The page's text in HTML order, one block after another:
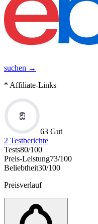
suchen →
* Affiliate-Links
63
63 Gut
2 Testberichte
Tests80/100
Preis-Leistung73/100
Beliebtheit30/100
Preisverlauf